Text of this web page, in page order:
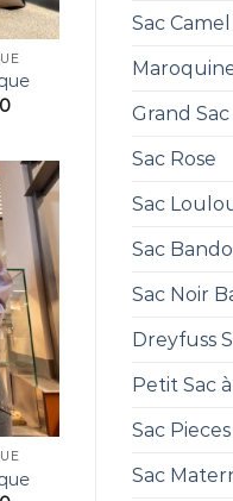
Sac Camel
Grand Sac
Sac Rose
Sac
Sac
Sac Noir
Dreyfuss
Petit Sac
Sac Pieces
Sac